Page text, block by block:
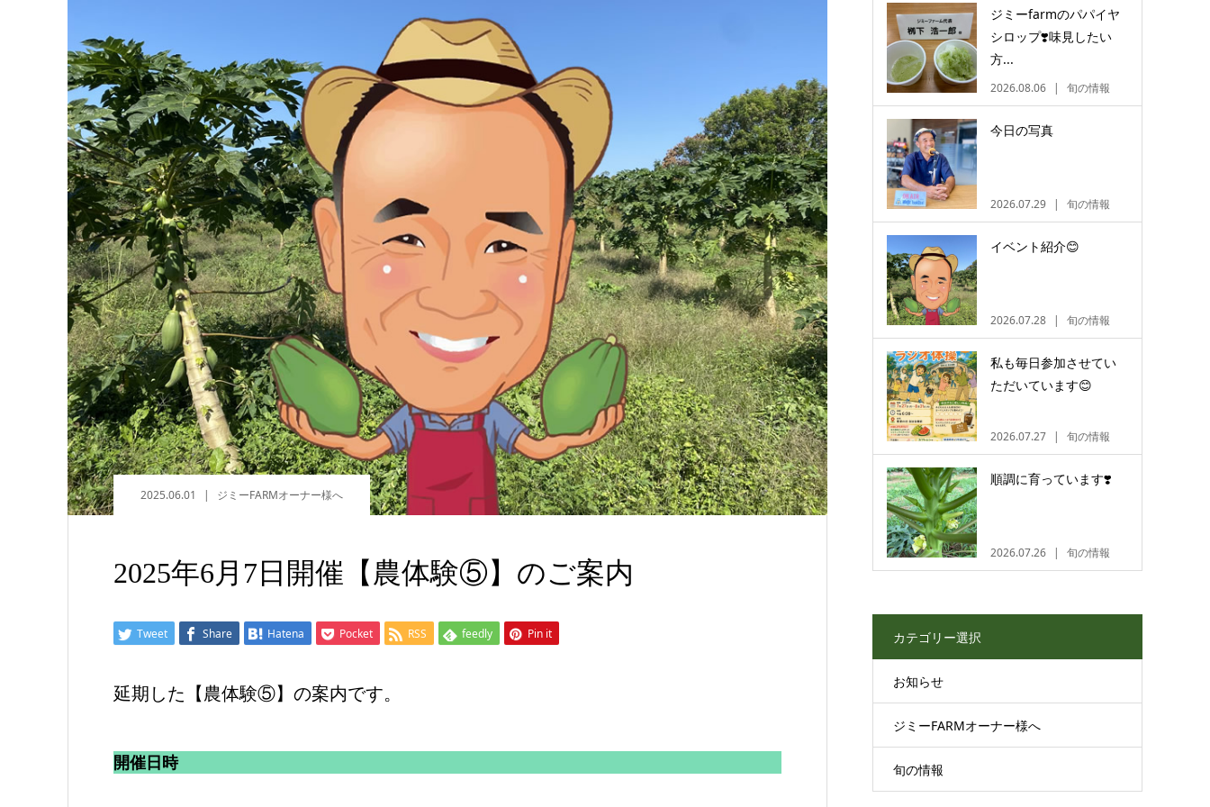
2025.06.01 ジミーFARMオーナー様へ
2025年6月7日開催【農体験⑤】のご案内
Tweet Share Hatena Pocket RSS feedly Pin it
延期した【農体験⑤】の案内です。
開催日時
ジミーfarmのパパイヤ
シロップ❣️味見したい
方...
2026.08.06 旬の情報
今日の写真
2026.07.29 旬の情報
イベント紹介😊
2026.07.28 旬の情報
私も毎日参加させてい
ただいています😊
2026.07.27 旬の情報
順調に育っています❣️
2026.07.26 旬の情報
カテゴリー選択
お知らせ
ジミーFARMオーナー様へ
旬の情報